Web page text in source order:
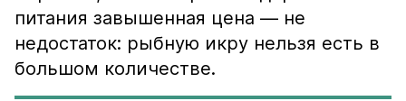
питания завышенная цена — не
недостаток: рыбную икру нельзя есть в
большом количестве.